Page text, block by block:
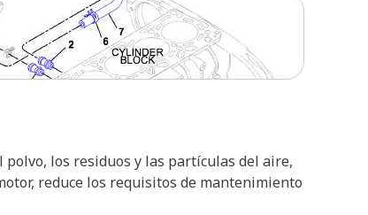
los residuos y las partículas del aire,
reduce los requisitos de mantenimiento